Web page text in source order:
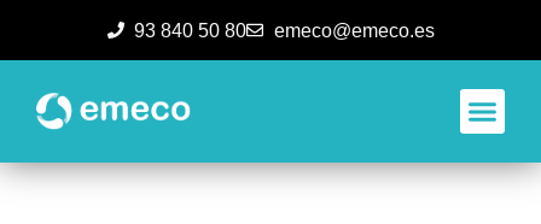
93 840 50 80 emeco@emeco.es